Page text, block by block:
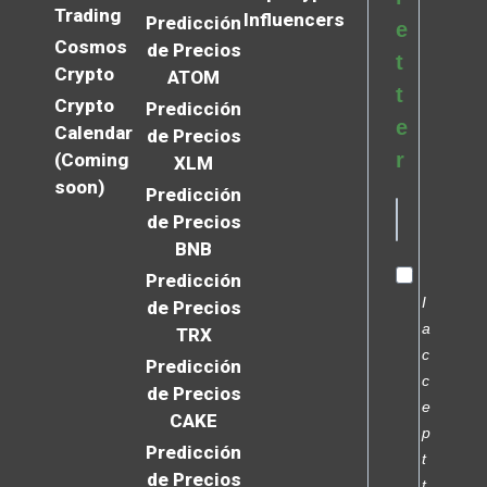
Trading
Cosmos
Crypto
Crypto
Calendar
(Coming
soon)
Predicción
de Precios
ATOM
Predicción
de Precios
XLM
Predicción
de Precios
BNB
Predicción
de Precios
TRX
Predicción
de Precios
CAKE
Predicción
de Precios
Influencers
e
t
t
e
r
I
a
c
c
e
p
t